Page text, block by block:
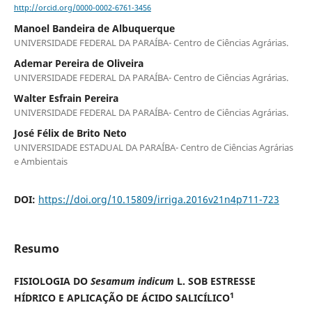
http://orcid.org/0000-0002-6761-3456
Manoel Bandeira de Albuquerque
UNIVERSIDADE FEDERAL DA PARAÍBA- Centro de Ciências Agrárias.
Ademar Pereira de Oliveira
UNIVERSIDADE FEDERAL DA PARAÍBA- Centro de Ciências Agrárias.
Walter Esfrain Pereira
UNIVERSIDADE FEDERAL DA PARAÍBA- Centro de Ciências Agrárias.
José Félix de Brito Neto
UNIVERSIDADE ESTADUAL DA PARAÍBA- Centro de Ciências Agrárias
e Ambientais
DOI: https://doi.org/10.15809/irriga.2016v21n4p711-723
Resumo
FISIOLOGIA DO Sesamum indicum L. SOB ESTRESSE
HÍDRICO E APLICAÇÃO DE ÁCIDO SALICÍLICO1